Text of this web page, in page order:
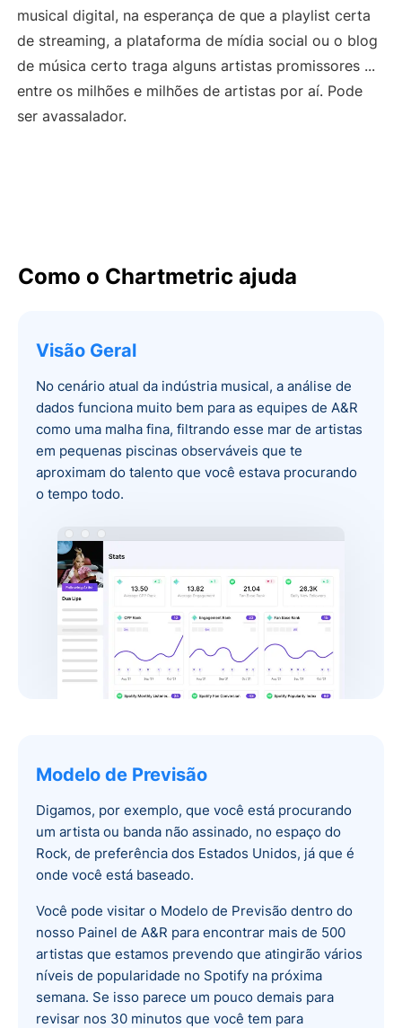
musical digital, na esperança de que a playlist certa
de streaming, a plataforma de mídia social ou o blog
de música certo traga alguns artistas promissores ...
entre os milhões e milhões de artistas por aí. Pode
ser avassalador.
Como o Chartmetric ajuda
Visão Geral
No cenário atual da indústria musical, a análise de
dados funciona muito bem para as equipes de A&R
como uma malha fina, filtrando esse mar de artistas
em pequenas piscinas observáveis que te
aproximam do talento que você estava procurando
o tempo todo.
Modelo de Previsão
Digamos, por exemplo, que você está procurando
um artista ou banda não assinado, no espaço do
Rock, de preferência dos Estados Unidos, já que é
onde você está baseado.
Você pode visitar o Modelo de Previsão dentro do
nosso Painel de A&R para encontrar mais de 500
artistas que estamos prevendo que atingirão vários
níveis de popularidade no Spotify na próxima
semana. Se isso parece um pouco demais para
revisar nos 30 minutos que você tem para